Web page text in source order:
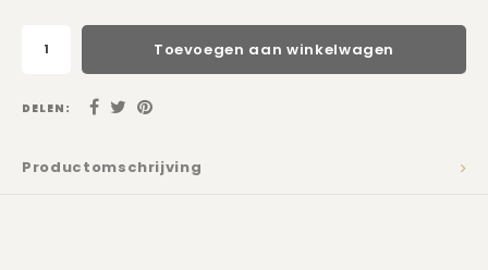
Onderhoudsmiddelen
Toevoegen aan winkelwagen
DELEN:
Productomschrijving